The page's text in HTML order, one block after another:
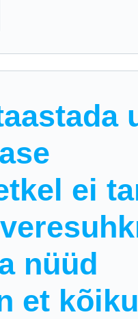
ei
nüüd
et